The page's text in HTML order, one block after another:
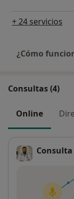
+ 24 servicios
¿Cómo
Consultas (4)
Online